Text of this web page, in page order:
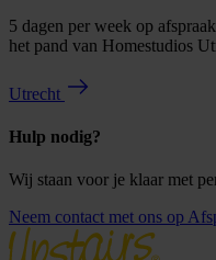
5 dagen per week op
het pand van Homestudios
Utrecht
Hulp nodig?
Wij staan voor je klaar met
Neem contact met ons op